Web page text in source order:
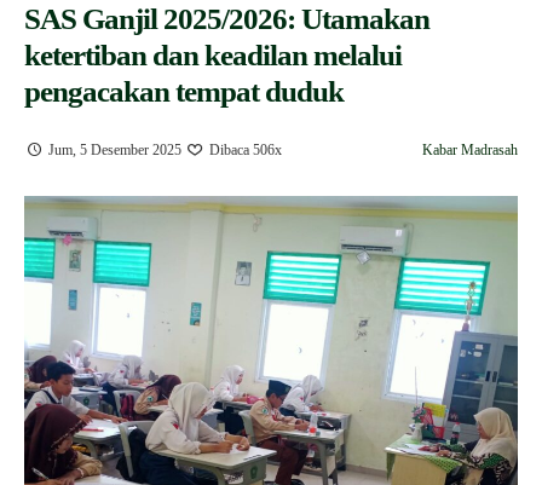
Prestasi Madrasah
RDM
SAS Ganjil 2025/2026: Utamakan
ketertiban dan keadilan melalui
pengacakan tempat duduk
Jum, 5 Desember 2025 Dibaca 506x Kabar Madrasah